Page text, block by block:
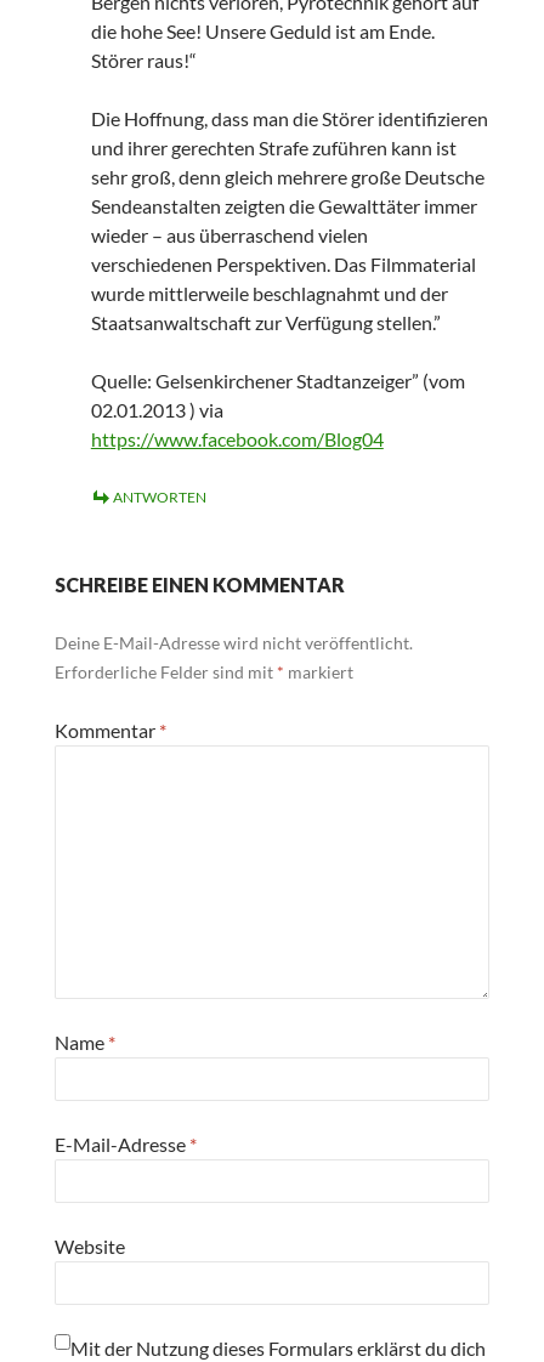
die hohe See! Unsere Geduld ist am Ende.
Störer raus!“
Die Hoffnung, dass man die Störer identifizieren
und ihrer gerechten Strafe zuführen kann ist
sehr groß, denn gleich mehrere große Deutsche
Sendeanstalten zeigten die Gewalttäter immer
wieder – aus überraschend vielen
verschiedenen Perspektiven. Das Filmmaterial
wurde mittlerweile beschlagnahmt und der
Staatsanwaltschaft zur Verfügung stellen.”
Quelle: Gelsenkirchener Stadtanzeiger” (vom
02.01.2013 ) via
https://www.facebook.com/Blog04
ANTWORTEN
SCHREIBE EINEN KOMMENTAR
Deine E-Mail-Adresse wird nicht veröffentlicht.
Erforderliche Felder sind mit * markiert
Kommentar *
Name *
E-Mail-Adresse *
Website
Mit der Nutzung dieses Formulars erklärst du dich